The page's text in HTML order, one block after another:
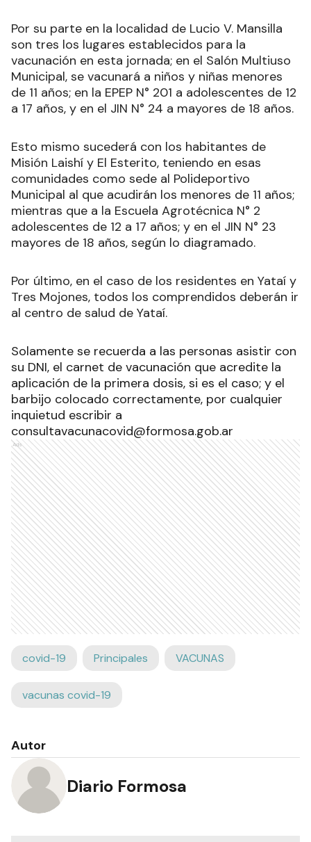
Por su parte en la localidad de Lucio V. Mansilla
son tres los lugares establecidos para la
vacunación en esta jornada; en el Salón Multiuso
Municipal, se vacunará a niños y niñas menores
de 11 años; en la EPEP N° 201 a adolescentes de 12
a 17 años, y en el JIN N° 24 a mayores de 18 años.
Esto mismo sucederá con los habitantes de
Misión Laishí y El Esterito, teniendo en esas
comunidades como sede al Polideportivo
Municipal al que acudirán los menores de 11 años;
mientras que a la Escuela Agrotécnica N° 2
adolescentes de 12 a 17 años; y en el JIN N° 23
mayores de 18 años, según lo diagramado.
Por último, en el caso de los residentes en Yataí y
Tres Mojones, todos los comprendidos deberán ir
al centro de salud de Yataí.
Solamente se recuerda a las personas asistir con
su DNI, el carnet de vacunación que acredite la
aplicación de la primera dosis, si es el caso; y el
barbijo colocado correctamente, por cualquier
inquietud escribir a
consultavacunacovid@formosa.gob.ar
Ads
covid-19 Principales VACUNAS
vacunas covid-19
Autor
Diario Formosa